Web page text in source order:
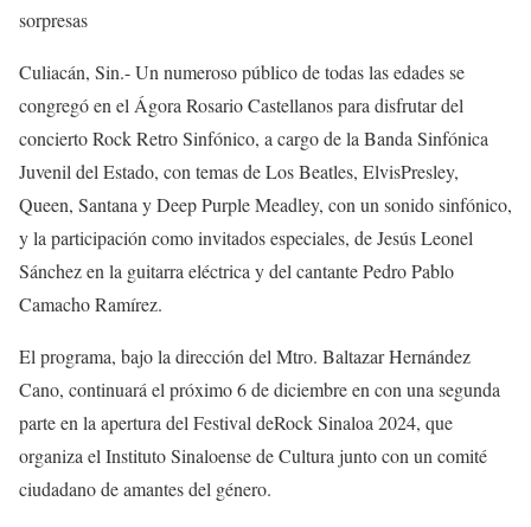
sorpresas
Culiacán, Sin.-Un numerosopúblico de todas las edades se
congregó en el Ágora Rosario Castellanos para disfrutar del
conciertoRock Retro Sinfónico, a cargo de la Banda Sinfónica
Juvenil del Estado, con temas deLos Beatles, ElvisPresley,
Queen, Santana y DeepPurpleMeadley, con un sonido sinfónico,
y la participación como invitadosespeciales, de Jesús Leonel
Sánchez en la guitarra eléctrica y del cantante Pedro Pablo
Camacho Ramírez.
El programa, bajo la dirección del Mtro. Baltazar Hernández
Cano, continuará el próximo 6 de diciembreen con una segunda
parte en la apertura del Festival deRock Sinaloa 2024, que
organiza el Instituto Sinaloense de Cultura junto con un comité
ciudadano de amantes del género.